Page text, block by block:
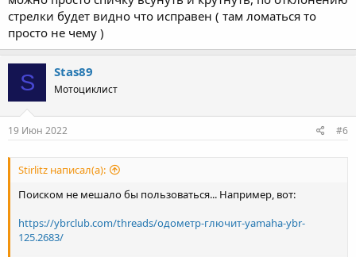
Именно спидометр скорость не показывает или одометр
пробег не считает, или всё сразу?
стрелки будет видно что исправен ( там ломаться то
просто не чему )
S Stas89
Мотоциклист
19 Июн 2022 #6
Stirlitz написал(а):
Поиском не мешало бы пользоваться... Например, вот:
https://ybrclub.com/threads/одометр-глючит-yamaha-ybr-
125.2683/